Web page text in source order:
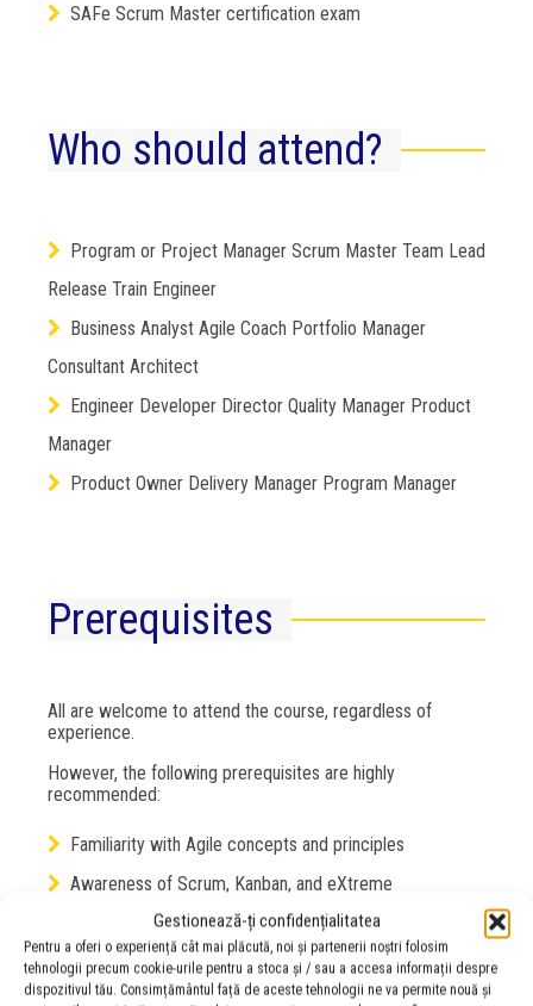
Gestionează-ți confidențialitatea
Pentru a oferi o experiență cât mai plăcută, noi și partenerii noștri folosim
tehnologii precum cookie-urile pentru a stoca și / sau a accesa informații despre
dispozitivul tău. Consimțământul față de aceste tehnologii ne va permite nouă și
SAFe Scrum Master certification exam
Who should attend?
Program or Project Manager Scrum Master Team Lead
Release Train Engineer
Business Analyst Agile Coach Portfolio Manager
Consultant Architect
Engineer Developer Director Quality Manager Product
Manager
Product Owner Delivery Manager Program Manager
Prerequisites
All are welcome to attend the course, regardless of
experience.
However, the following prerequisites are highly
recommended:
Familiarity with Agile concepts and principles
Awareness of Scrum, Kanban, and eXtreme
Programming (XP)
Working knowledge of software and hardware
development processes